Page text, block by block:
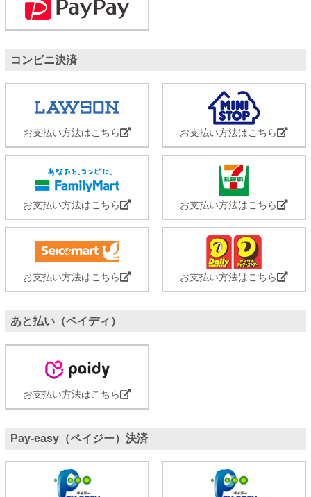
コンビニ決済
お支払い方法はこちら お支払い方法はこちら
お支払い方法はこちら お支払い方法はこちら
お支払い方法はこちら お支払い方法はこちら
あと払い（ペイディ）
お支払い方法はこちら
Pay-easy（ペイジー）決済